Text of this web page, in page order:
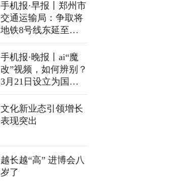
手机报·早报丨郑州市
交通运输局：争取将
地铁8号线东延至开
封；孙东旭离职，俞
敏洪再次“体面”放手
手机报·晚报丨ai“魔
改”视频，如何辨别？
3月21日设立为国际
太极拳日
文化新业态引领增长
表现突出
越长越“高” 进博会八
岁了